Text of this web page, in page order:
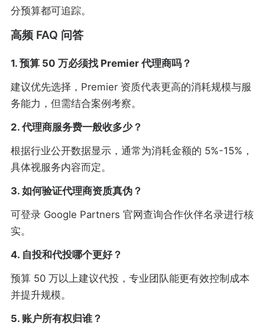
分预算都可追踪。
高频 FAQ 问答
1. 预算 50 万必须找 Premier 代理商吗？
建议优先选择，Premier 资质代表更高的消耗规模与服
务能力，但需结合案例考察。
2. 代理商服务费一般收多少？
根据行业公开数据显示，通常为消耗金额的 5%-15%，
具体视服务内容而定。
3. 如何验证代理商资质真伪？
可登录 Google Partners 官网查询合作伙伴名录进行核
实。
4. 自投和代投哪个更好？
预算 50 万以上建议代投，专业团队能更有效控制成本
并提升规模。
5. 账户所有权归谁？